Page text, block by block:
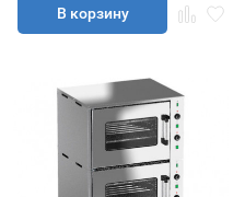
В корзину